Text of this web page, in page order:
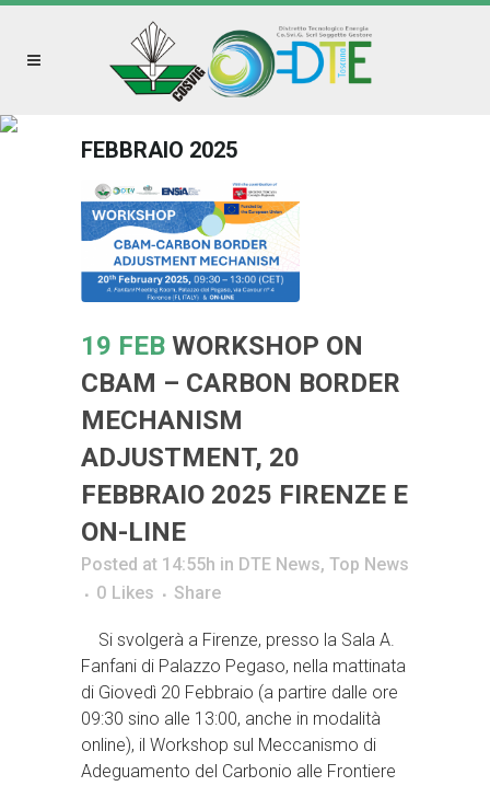
FEBBRAIO 2025
19 FEB WORKSHOP ON
CBAM – CARBON BORDER
MECHANISM
ADJUSTMENT, 20
FEBBRAIO 2025 FIRENZE E
ON-LINE
Posted at 14:55h in DTE News, Top News
0 Likes Share
Si svolgerà a Firenze, presso la Sala A.
Fanfani di Palazzo Pegaso, nella mattinata
di Giovedì 20 Febbraio (a partire dalle ore
09:30 sino alle 13:00, anche in modalità
online), il Workshop sul Meccanismo di
Adeguamento del Carbonio alle Frontiere